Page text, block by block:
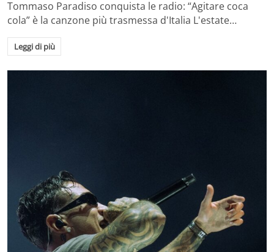
Tommaso Paradiso conquista le radio: “Agitare coca
cola” è la canzone più trasmessa d'Italia L'estate…
Leggi di più